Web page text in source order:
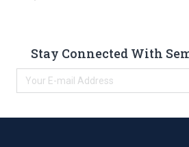
Stay Connected With